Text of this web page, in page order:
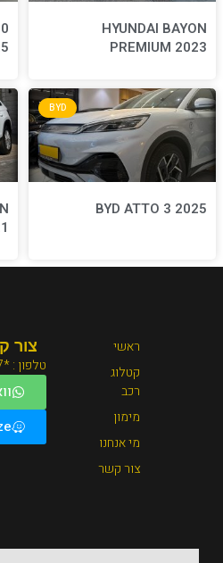
MERCEDES CLE180
COUPE SPORT 2025
BYD TRADE IN-משומשים
SKODA KODIAQ AMBITION
צור קשר
וואטסאפ
Waze